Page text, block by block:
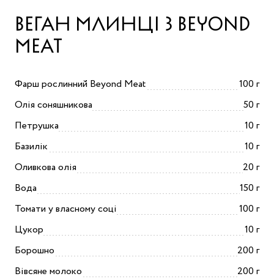
ВЕГАН МЛИНЦІ З BEYOND
MEAT
Фарш рослинний Beyond Meat
100 г
Олія соняшникова
50 г
Петрушка
10 г
Базилік
10 г
Оливкова олія
20 г
Вода
150 г
Томати у власному соці
100 г
Цукор
10 г
Борошно
200 г
Вівсяне молоко
200 г